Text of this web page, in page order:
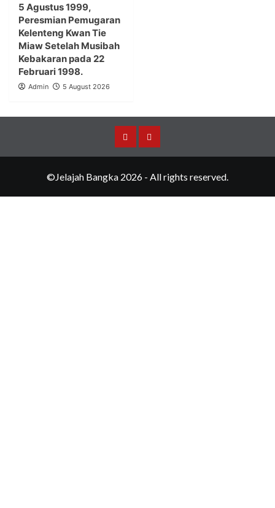
5 Agustus 1999,
Peresmian Pemugaran
Kelenteng Kwan Tie
Miaw Setelah Musibah
Kebakaran pada 22
Februari 1998.
Admin 5 August 2026
Merchandise
Events
©Jelajah Bangka 2026 - All rights reserved.